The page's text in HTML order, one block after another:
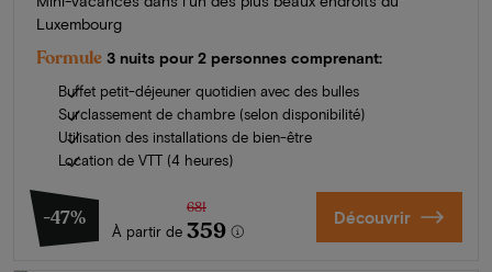
Luxembourg
Formule 3 nuits pour 2 personnes comprenant:
Buffet petit-déjeuner quotidien avec des bulles
Surclassement de chambre (selon disponibilité)
Utilisation des installations de bien-être
Location de VTT (4 heures)
-47%
À partir de
681
359 Découvrir